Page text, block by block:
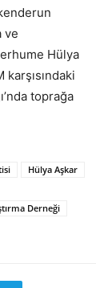
ve
Hülya
karşısındaki
toprağa
Hülya Aşkar
Derneği